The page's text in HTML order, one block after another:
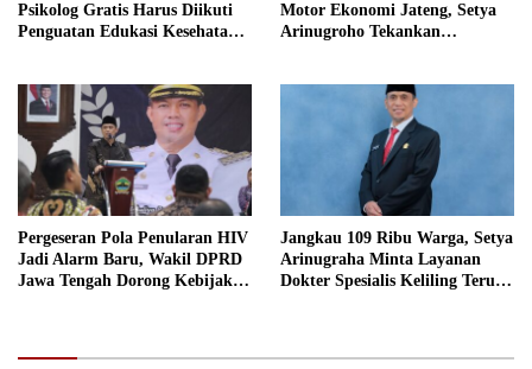
Psikolog Gratis Harus Diikuti
Penguatan Edukasi Kesehatan
Motor Ekonomi Jateng, Setya
Arinugroho Tekankan
Pergeseran Pola Penularan HIV
Jadi Alarm Baru, Wakil DPRD
Jawa Tengah Dorong Kebijakan
Jangkau 109 Ribu Warga, Setya
Arinugraha Minta Layanan
Dokter Spesialis Keliling Terus